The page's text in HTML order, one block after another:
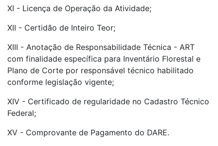
XI - Licença de Operação da Atividade;
XII - Certidão de Inteiro Teor;
XIII - Anotação de Responsabilidade Técnica - ART
com finalidade específica para Inventário Florestal e
Plano de Corte por responsável técnico habilitado
conforme legislação vigente;
XIV - Certificado de regularidade no Cadastro Técnico
Federal;
XV - Comprovante de Pagamento do DARE.